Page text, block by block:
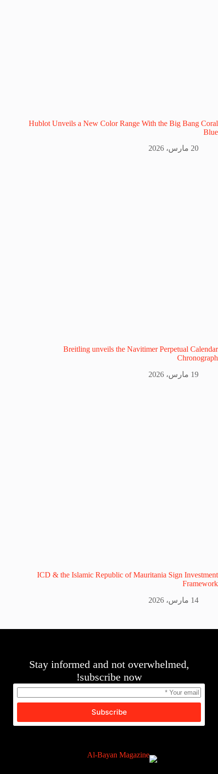
Hublot Unveils a New Color Range With the Big Bang Coral
Blue
20 مارس، 2026
Breitling unveils the Navitimer Perpetual Calendar
Chronograph
19 مارس، 2026
ICD & the Islamic Republic of Mauritania Sign Investment
Framework
14 مارس، 2026
Stay informed and not overwhelmed,
subscribe now!
Subscribe